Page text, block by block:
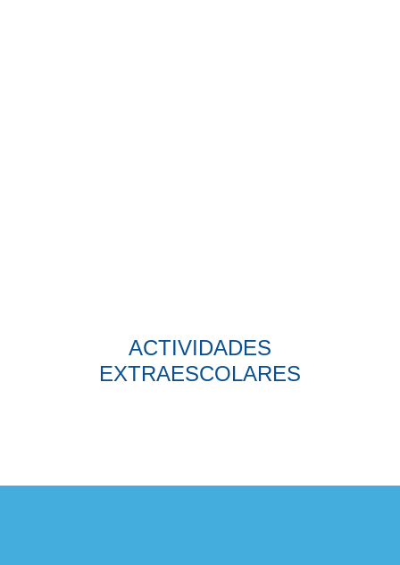
ACTIVIDADES
EXTRAESCOLARES